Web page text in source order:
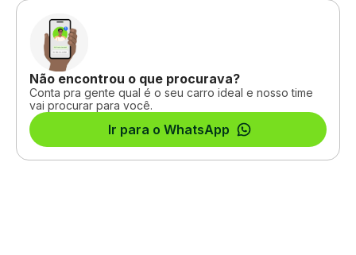
Não encontrou o que procurava?
Conta pra gente qual é o seu carro ideal e nosso time
vai procurar para você.
Ir para o WhatsApp